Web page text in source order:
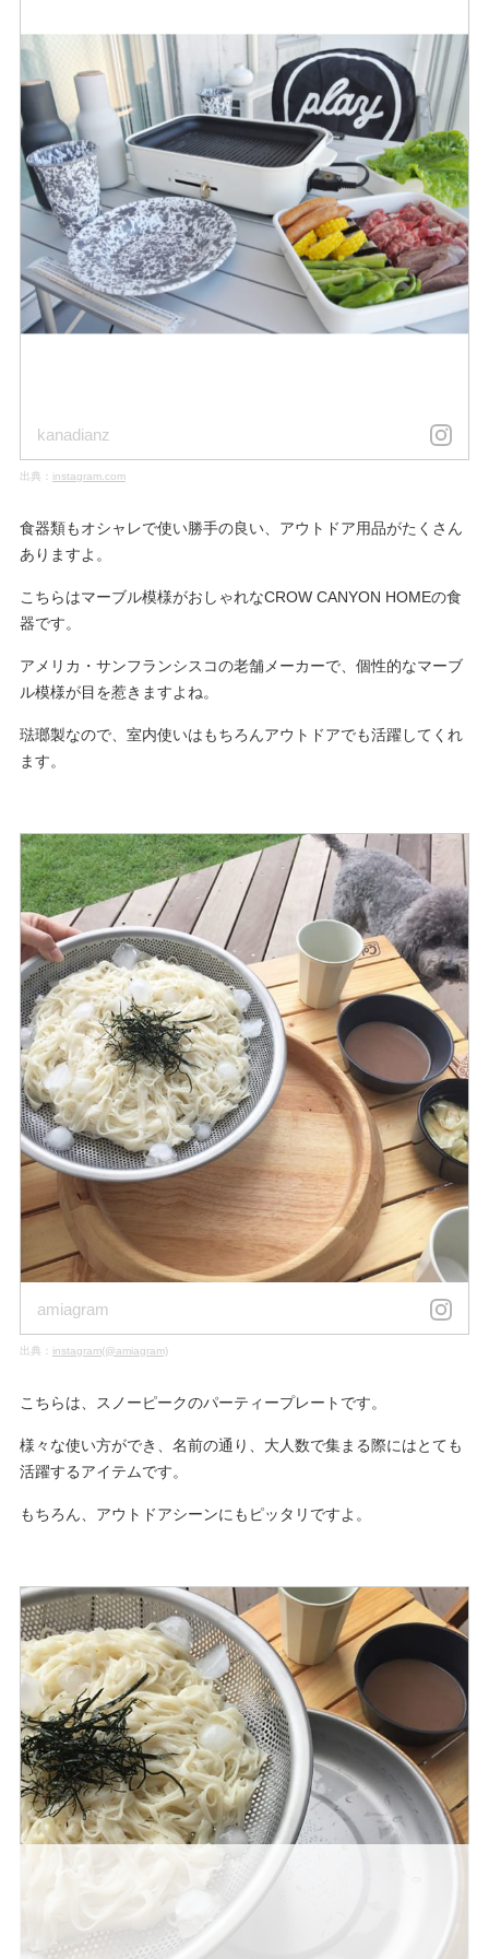
kanadianz
出典： instagram.com
食器類もオシャレで使い勝手の良い、アウトドア用品がたくさん
ありますよ。
こちらはマーブル模様がおしゃれなCROW CANYON HOMEの食
器です。
アメリカ・サンフランシスコの老舗メーカーで、個性的なマーブ
ル模様が目を惹きますよね。
琺瑯製なので、室内使いはもちろんアウトドアでも活躍してくれ
ます。
amiagram
出典： instagram(@amiagram)
こちらは、スノーピークのパーティープレートです。
様々な使い方ができ、名前の通り、大人数で集まる際にはとても
活躍するアイテムです。
もちろん、アウトドアシーンにもピッタリですよ。